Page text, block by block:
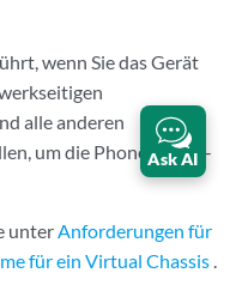
wenn Sie das Gerät
alle anderen
um die Phone-Home-
unterAnforderungen für
für ein Virtual Chassis .
Ask AI